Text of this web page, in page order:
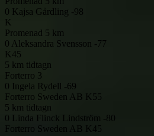
0 Kajsa Gårdling -98
K
Promenad 5 km
0 Aleksandra Svensson -77
K45
5 km tidtagn
Forterro 3
0 Ingela Rydell -69
Forterro Sweden AB K55
5 km tidtagn
0 Linda Flinck Lindström -80
Forterro Sweden AB K45